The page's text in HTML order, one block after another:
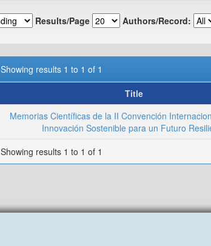
Results/Page Authors/Record:
Showing results 1 to 1 of 1
Title
Memorias Científicas de la II Convención
Innovación Sostenible para un Futuro
Showing results 1 to 1 of 1